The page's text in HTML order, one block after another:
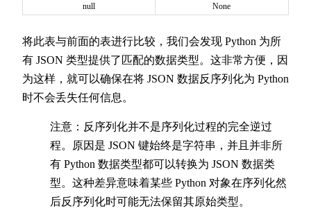
null None
将此表与前面的表进行比较，我们会发现 Python 为所
有 JSON 类型提供了匹配的数据类型。这非常方便，因
为这样，就可以确保在将 JSON 数据反序列化为 Python
时不会丢失任何信息。
注意：反序列化并不是序列化过程的完全逆过
程。原因是 JSON 键始终是字符串，并且并非所
有 Python 数据类型都可以转换为 JSON 数据类
型。这种差异意味着某些 Python 对象在序列化然
后反序列化时可能无法保留其原始类型。